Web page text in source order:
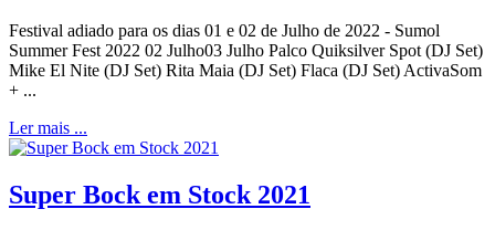
Festival adiado para os dias 01 e 02 de Julho de 2022 - Sumol
Summer Fest 2022 02 Julho03 Julho Palco Quiksilver Spot (DJ Set)
Mike El Nite (DJ Set) Rita Maia (DJ Set) Flaca (DJ Set) ActivaSom
+ ...
Ler mais ...
Super Bock em Stock 2021